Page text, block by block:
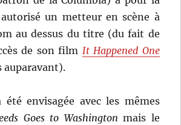
un metteur en scène à
au dessus du titre (du fait de
de son film It Happened One
auparavant).
envisagée avec les mêmes
Goes to Washington mais le